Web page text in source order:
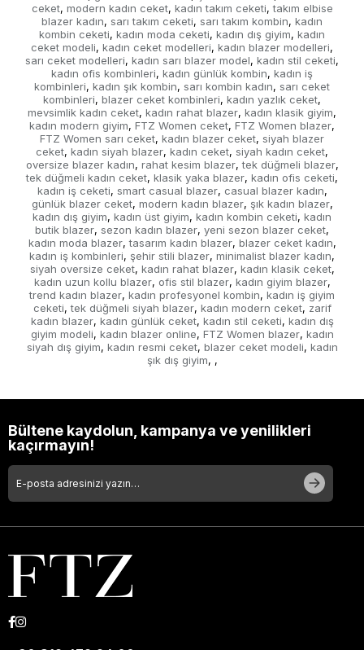
ceket, modern kadın ceket, kadın takım ceketi, takım elbise
blazer kadın, sarı takım ceketi, sarı takım kombin, kadın
kombin ceketi, kadın moda ceketi, kadın dış giyim, kadın
ceket modeli, kadın ceket modelleri, kadın blazer modelleri,
sarı ceket modelleri, kadın sarı blazer model, kadın stil ceketi,
kadın ofis kombinleri, kadın günlük kombin, kadın iş
kombinleri, kadın şık kombin, sarı kombin kadın, sarı ceket
kombinleri, blazer ceket kombinleri, kadın yazlık ceket,
mevsimlik kadın ceket, kadın rahat blazer, kadın klasik giyim,
kadın modern giyim, FTZ Women ceket, FTZ Women blazer,
FTZ Women sarı ceket, kadın blazer ceket, siyah blazer
ceket, kadın siyah blazer, kadın ceket, siyah kadın ceket,
oversize blazer kadın, rahat kesim blazer, tek düğmeli blazer,
tek düğmeli kadın ceket, klasik yaka blazer, kadın ofis ceketi,
kadın iş ceketi, smart casual blazer, casual blazer kadın,
günlük blazer ceket, modern kadın blazer, şık kadın blazer,
kadın dış giyim, kadın üst giyim, kadın kombin ceketi, kadın
butik blazer, sezon kadın blazer, yeni sezon blazer ceket,
kadın moda blazer, tasarım kadın blazer, blazer ceket kadın,
kadın iş kombinleri, şehir stili blazer, minimalist blazer kadın,
siyah oversize ceket, kadın rahat blazer, kadın klasik ceket,
kadın uzun kollu blazer, ofis stil blazer, kadın giyim blazer,
trend kadın blazer, kadın profesyonel kombin, kadın iş giyim
ceketi, tek düğmeli siyah blazer, kadın modern ceket, zarif
kadın blazer, kadın günlük ceket, kadın stil ceketi, kadın dış
giyim modeli, kadın blazer online, FTZ Women blazer, kadın
siyah dış giyim, kadın resmi ceket, blazer ceket modeli, kadın
şık dış giyim, ,
Bültene kaydolun, kampanya ve yenilikleri
kaçırmayın!